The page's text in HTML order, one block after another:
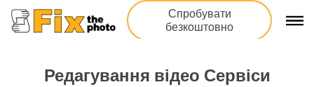
Спробувати
безкоштовно
Редагування відео Сервіси